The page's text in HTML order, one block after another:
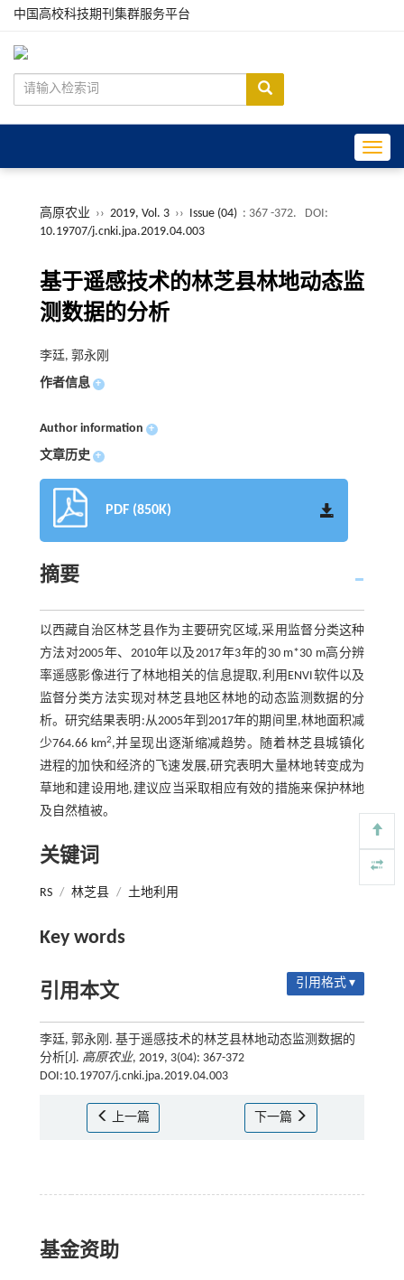
中国高校科技期刊集群服务平台
高原农业 ›› 2019, Vol. 3 ›› Issue (04) : 367 -372.
DOI:
10.19707/j.cnki.jpa.2019.04.003
基于遥感技术的林芝县林地动态监
测数据的分析
李廷, 郭永刚
作者信息 +
Author information +
文章历史 +
PDF (850K)
摘要
以西藏自治区林芝县作为主要研究区域,采用监督分类这种
方法对2005年、2010年以及2017年3年的30 m*30 m高分辨
率遥感影像进行了林地相关的信息提取,利用ENVI软件以及
监督分类方法实现对林芝县地区林地的动态监测数据的分
析。研究结果表明:从2005年到2017年的期间里,林地面积减
少764.66 km2,并呈现出逐渐缩减趋势。随着林芝县城镇化
进程的加快和经济的飞速发展,研究表明大量林地转变成为
草地和建设用地,建议应当采取相应有效的措施来保护林地
及自然植被。
关键词
RS / 林芝县 / 土地利用
Key words
引用本文 引用格式 ▾
李廷, 郭永刚. 基于遥感技术的林芝县林地动态监测数据的
分析[J]. 高原农业, 2019, 3(04): 367-372
DOI:10.19707/j.cnki.jpa.2019.04.003
上一篇 下一篇
基金资助